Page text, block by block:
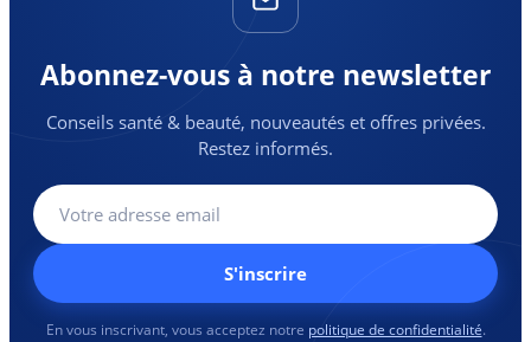
Abonnez-vous à notre newsletter
Conseils santé & beauté, nouveautés et offres privées.
Restez informés.
S'inscrire
En vous inscrivant, vous acceptez notre politique de confidentialité.